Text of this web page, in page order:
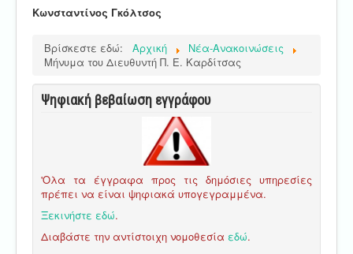
Κωνσταντίνος Γκόλτσος
Βρίσκεστε εδώ: Αρχική
Νέα-Ανακοινώσεις
Μήνυμα του Διευθυντή Π. Ε. Καρδίτσας
Ψηφιακή βεβαίωση εγγράφου
'Ολα τα έγγραφα προς τις δημόσιες υπηρεσίες
πρέπει να είναι ψηφιακά υπογεγραμμένα.
Ξεκινήστε εδώ.
Διαβάστε την αντίστοιχη νομοθεσία εδώ.